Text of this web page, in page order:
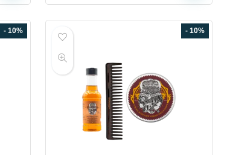
- 10% - 10%